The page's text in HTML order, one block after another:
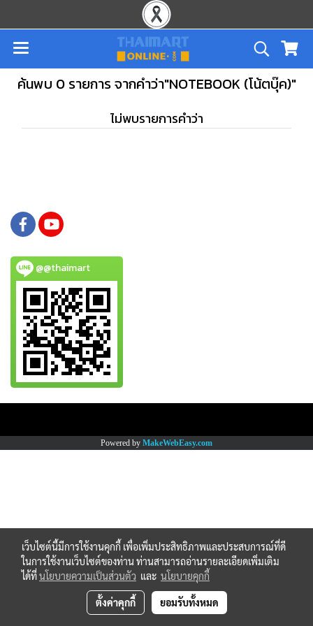
ค้นพบ 0 รายการ จากคำว่า"NOTEBOOK (โน้ตบุ๊ค)"
ไม่พบรายการคำว่า
@@thaimart
Powered by MakeWebEasy.com
เว็บไซต์นี้มีการใช้งานคุกกี้ เพื่อเพิ่มประสิทธิภาพและประสบการณ์ที่ดี
ในการใช้งานเว็บไซต์ของท่าน ท่านสามารถอ่านรายละเอียดเพิ่มเติม
ได้ที่นโยบายความเป็นส่วนตัว และ นโยบายคุกกี้
ตั้งค่าคุกกี้ ยอมรับทั้งหมด